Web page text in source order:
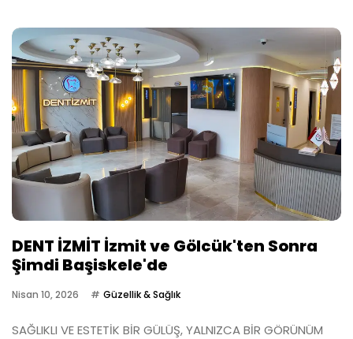
DENT İZMİT İzmit ve Gölcük'ten Sonra
Şimdi Başiskele'de
Nisan 10, 2026 Güzellik & Sağlık
SAĞLIKLI VE ESTETİK BİR GÜLÜŞ, YALNIZCA BİR GÖRÜNÜM